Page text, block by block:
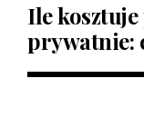
Ile
prywatnie: